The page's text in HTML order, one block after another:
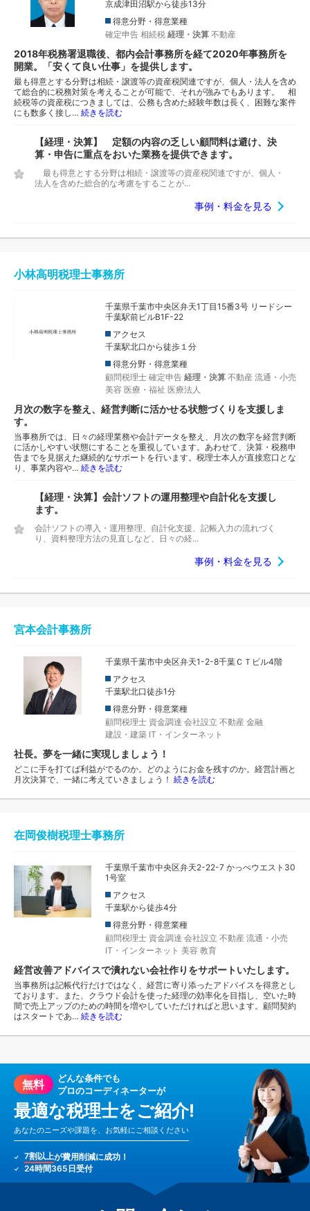
京成津田沼駅から徒歩13分
得意分野・得意業種
確定申告 相続税 経理・決算 不動産
2018年税務署退職後、都内会計事務所を経て2020年事務所を
開業。「安くて良い仕事」を提供します。
最も得意とする分野は相続・譲渡等の資産税関連ですが、個人・法人を含め
て総合的に税務対策を考えることが可能で、それが強みでもあります。 相
続税等の資産税につきましては、公務も含めた経験年数は長く、困難な案件
にも数多く接し… 続きを読む
【経理・決算】 定額の内容の乏しい顧問料は避け、決
算・申告に重点をおいた業務を提供できます。
最も得意とする分野は相続・譲渡等の資産税関連ですが、個人・
法人を含めた総合的な考慮をすることが...
事例・料金を見る
小林高明税理士事務所
千葉県千葉市中央区弁天1丁目15番3号 リードシー
千葉駅前ビルB1F-22
アクセス
千葉駅北口から徒歩１分
得意分野・得意業種
顧問税理士 確定申告 経理・決算 不動産 流通・小売
美容 医療・福祉 医療法人
月次の数字を整え、経営判断に活かせる状態づくりを支援しま
す。
当事務所では、日々の経理業務や会計データを整え、月次の数字を経営判断
に活かしやすい状態にすることを重視しています。あわせて、決算・税務申
告までを見据えた継続的なサポートを行います。税理士本人が直接窓口とな
り、事業内容や… 続きを読む
【経理・決算】会計ソフトの運用整理や自計化を支援し
ます。
会計ソフトの導入・運用整理、自計化支援、記帳入力の流れづく
り、資料整理方法の見直しなど、日々の経...
事例・料金を見る
宮本会計事務所
千葉県千葉市中央区弁天1-2-8千葉ＣＴビル4階
アクセス
千葉駅北口徒歩1分
得意分野・得意業種
顧問税理士 資金調達 会社設立 不動産 金融
建設・建築 IT・インターネット
社長。夢を一緒に実現しましょう！
どこに手を打てば利益がでるのか。どのようにお金を残すのか。経営計画と
月次決算で、一緒に考えていきましょう！ 続きを読む
在岡俊樹税理士事務所
千葉県千葉市中央区弁天2-22-7 かっぺウエスト30
1号室
アクセス
千葉駅から徒歩4分
得意分野・得意業種
顧問税理士 資金調達 会社設立 不動産 流通・小売
IT・インターネット 美容 教育
経営改善アドバイスで潰れない会社作りをサポートいたします。
当事務所は記帳代行だけではなく、経営に寄り添ったアドバイスを得意とし
ております。また、クラウド会計を使った経理の効率化を目指し、空いた時
間で売上アップのための時間を増やしていただければと思います。顧問契約
はスタートであ… 続きを読む
無料
どんな条件でも
プロのコーディネーターが
最適な税理士をご紹介!
あなたのニーズや課題を、お気軽にご相談ください
7割以上が費用削減に成功！
24時間365日受付